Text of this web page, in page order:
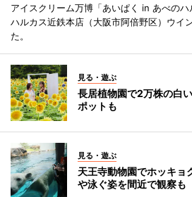
アイスクリーム万博「あいぱく in あべの
ハルカス近鉄本店（大阪市阿倍野区）ウイ
た。
見る・遊ぶ
長居植物園で2万株の白
ポットも
見る・遊ぶ
天王寺動物園でホッキ
や泳ぐ姿を間近で観察も